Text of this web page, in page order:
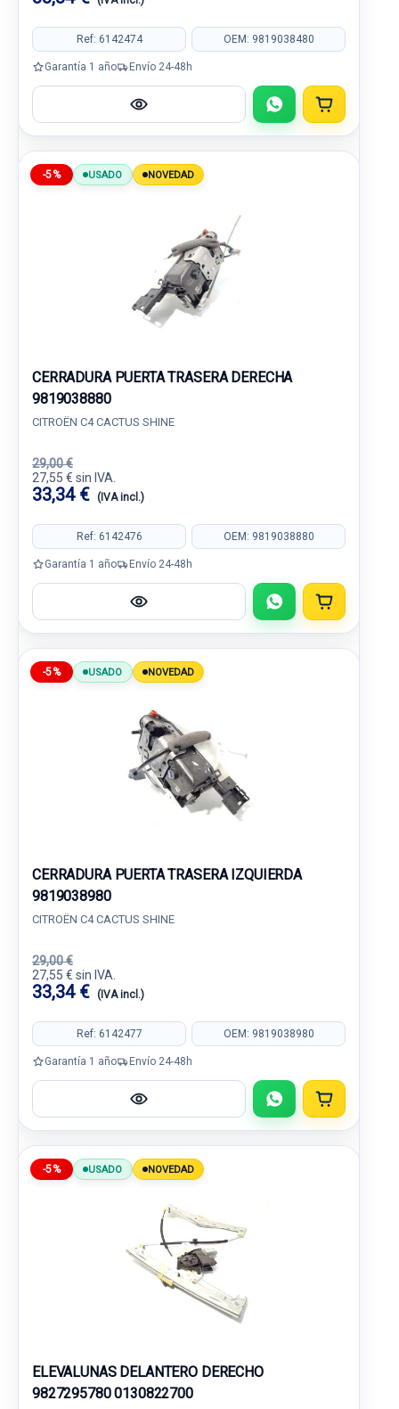
Ref: 6142474 OEM: 9819038480
Garantía 1 año Envío 24-48h
-5% USADO NOVEDAD
CERRADURA PUERTA TRASERA DERECHA
9819038880
CITROËN C4 CACTUS SHINE
29,00 €
27,55 € sin IVA.
33,34 € (IVA incl.)
Ref: 6142476 OEM: 9819038880
Garantía 1 año Envío 24-48h
-5% USADO NOVEDAD
CERRADURA PUERTA TRASERA IZQUIERDA
9819038980
CITROËN C4 CACTUS SHINE
29,00 €
27,55 € sin IVA.
33,34 € (IVA incl.)
Ref: 6142477 OEM: 9819038980
Garantía 1 año Envío 24-48h
-5% USADO NOVEDAD
ELEVALUNAS DELANTERO DERECHO
9827295780 0130822700